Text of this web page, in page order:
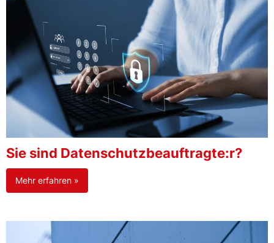
Sie sind Datenschutzbeauftragte:r?
Mehr erfahren »